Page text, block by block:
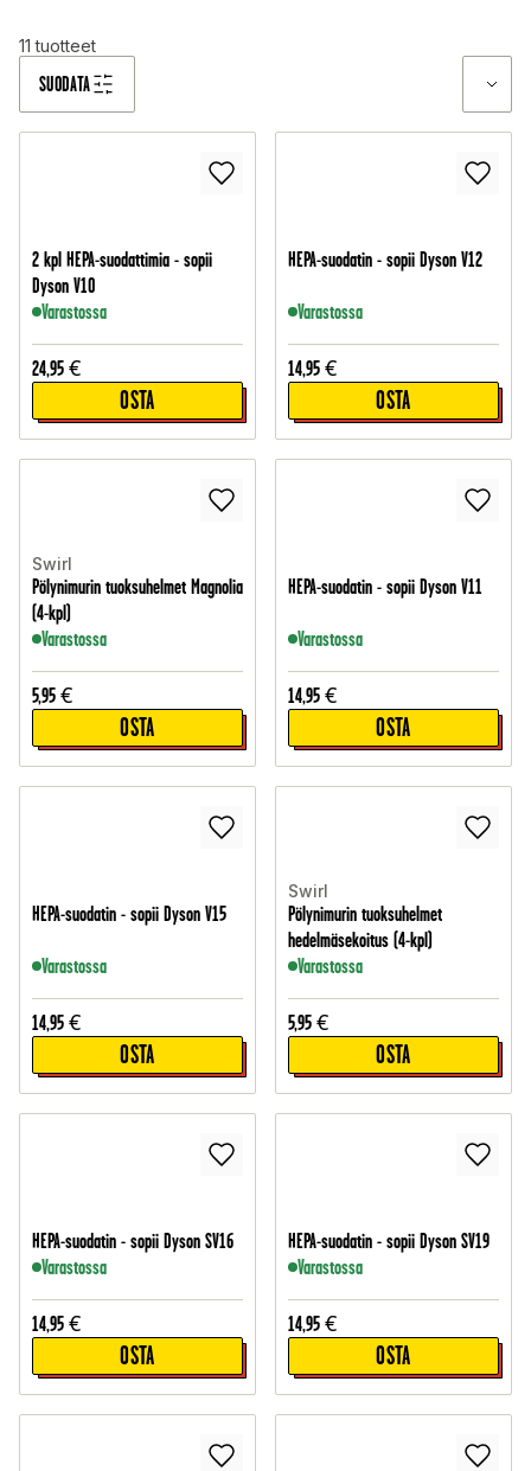
SUODATA
11 tuotteet
2 kpl HEPA-suodattimia - sopii
Dyson V10
Varastossa
24,95 €
OSTA
HEPA-suodatin - sopii Dyson V12
Varastossa
14,95 €
OSTA
Swirl
Pölynimurin tuoksuhelmet Magnolia
(4-kpl)
Varastossa
5,95 €
OSTA
HEPA-suodatin - sopii Dyson V11
Varastossa
14,95 €
OSTA
HEPA-suodatin - sopii Dyson V15
Varastossa
14,95 €
OSTA
Swirl
Pölynimurin tuoksuhelmet
hedelmäsekoitus (4-kpl)
Varastossa
5,95 €
OSTA
HEPA-suodatin - sopii Dyson SV16
Varastossa
14,95 €
OSTA
HEPA-suodatin - sopii Dyson SV19
Varastossa
14,95 €
OSTA